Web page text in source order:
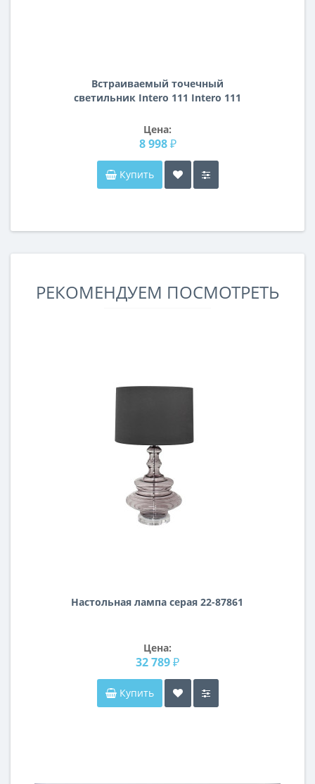
Встраиваемый точечный
светильник Intero 111 Intero 111
Цена:
8 998 ₽
Купить
РЕКОМЕНДУЕМ ПОСМОТРЕТЬ
Настольная лампа серая 22-87861
Цена:
32 789 ₽
Купить